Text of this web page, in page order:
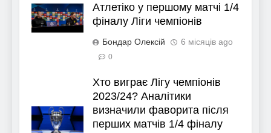
Атлетіко у першому матчі 1/4
фіналу Ліги чемпіонів
Бондар Олексій 6 місяців ago
0
Хто виграє Лігу чемпіонів
2023/24? Аналітики
визначили фаворита після
перших матчів 1/4 фіналу